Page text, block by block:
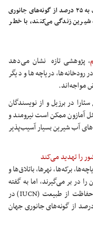
پژوهشی تازه نشان می‌دهد نزدیک به ۲۵ درصد از گونه‌های جانوری
شیرین زندگی می‌کنند، با خطر
، پژوهشی تازه نشان می‌دهد
در رودخانه‌ها، دریاچه‌ها و دیگر
مواجه‌اند.
در برزیل و از نویسندگان
آمازون ممکن است نیرومند و
آب شیرین بسیار آسیب‌پذیر
را تهدید می‌کند
برکه‌ها، نهرها، باتلاق‌ها و
در بر می‌گیرند، اما به گفته
کاترین سیر، جانورشناس اتحادیه بین‌المللی حفاظت از طبیعت (IUCN) در
این اکوسیستم‌ها میزبان حدود 10 درصد از گونه‌های جانوری جهان